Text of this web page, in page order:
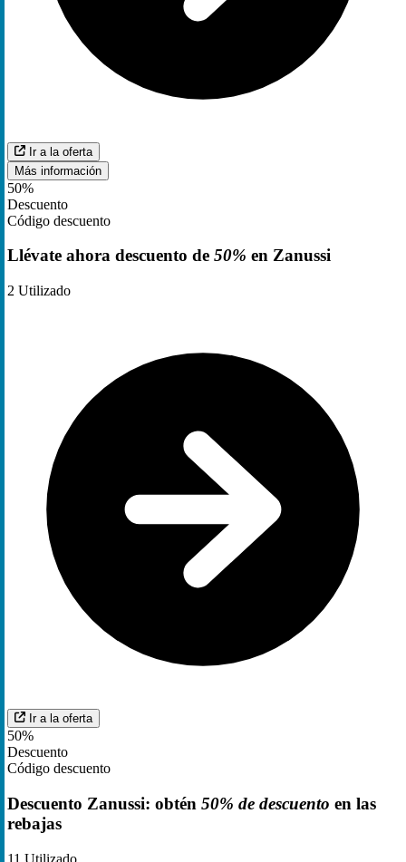
Ir a la oferta
Más información
50%
Descuento
Código descuento
Llévate ahora descuento de 50% en Zanussi
2 Utilizado
Ir a la oferta
50%
Descuento
Código descuento
Descuento Zanussi: obtén 50% de descuento en las
rebajas
11 Utilizado